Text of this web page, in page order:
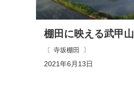
2021年6月13日
寺坂棚田
棚田に映える武甲山